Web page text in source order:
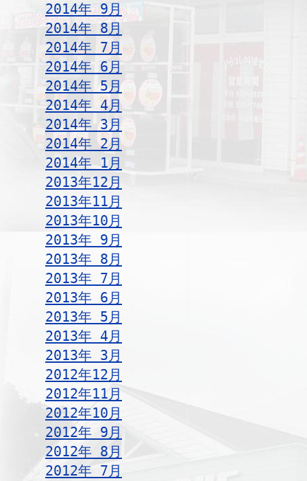
2014年 9月
2014年 8月
2014年 7月
2014年 6月
2014年 5月
2014年 4月
2014年 3月
2014年 2月
2014年 1月
2013年12月
2013年11月
2013年10月
2013年 9月
2013年 8月
2013年 7月
2013年 6月
2013年 5月
2013年 4月
2013年 3月
2012年12月
2012年11月
2012年10月
2012年 9月
2012年 8月
2012年 7月